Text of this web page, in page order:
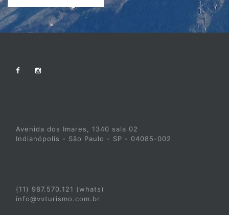
Avenida dos Imares, 1340 sala 02
Indianópolis - São Paulo - SP - 04085-002
(11) 987.570.121 (whats)
info@vvturismo.com.br